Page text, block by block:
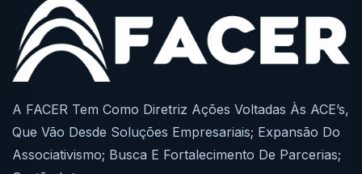
A FACER Tem Como Diretriz Ações Voltadas Às ACE’s,
Que Vão Desde Soluções Empresariais; Expansão Do
Associativismo; Busca E Fortalecimento De Parcerias;